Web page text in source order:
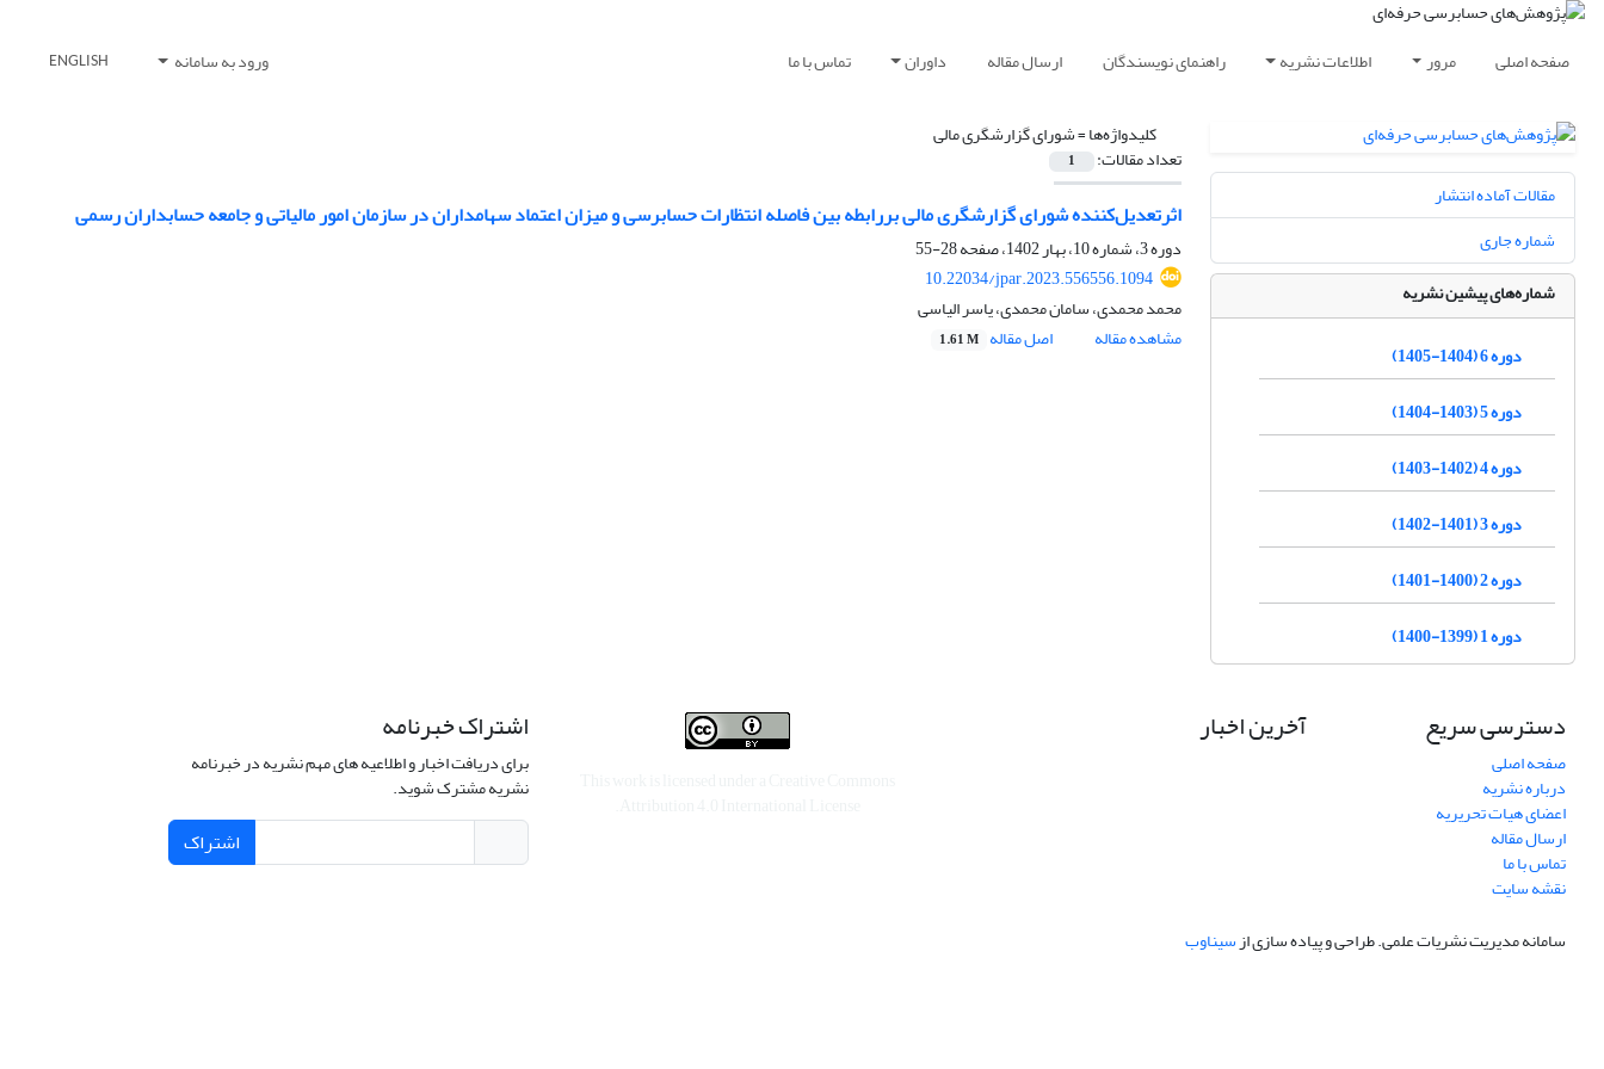
صفحه اصلی مرور اطلاعات نشریه راهنمای نویسندگان ارسال مقاله داوران تماس با ما ورود به سامانه ENGLISH
کلیدواژه‌ها =شورای گزارشگری مالی
تعداد مقالات: 1
اثرتعدیل‌کننده شورای گزارشگری مالی بررابطه بین فاصله انتظارات حسابرسی و میزان اعتماد سهامداران در سازمان امور مالیاتی و جامعه حسابداران رسمی
دوره 3، شماره 10، بهار 1402، صفحه
28-55
10.22034/jpar.2023.556556.1094
محمد محمدی، سامان محمدی، یاسر الیاسی
مشاهده مقاله
اصل مقاله 1.61 M
مقالات آماده انتشار
شماره جاری
شماره‌های پیشین نشریه
دوره 6 (1404-1405)
دوره 5 (1403-1404)
دوره 4 (1402-1403)
دوره 3 (1401-1402)
دوره 2 (1400-1401)
دوره 1 (1399-1400)
دسترسی سریع
صفحه اصلی
درباره نشریه
اعضای هیات تحریریه
ارسال مقاله
تماس با ما
نقشه سایت
آخرین اخبار اشتراک خبرنامه
برای دریافت اخبار و اطلاعیه های مهم نشریه در خبرنامه
نشریه مشترک شوید.
اشتراک
سامانه مدیریت نشریات علمی.طراحی و پیاده سازی ازسیناوب